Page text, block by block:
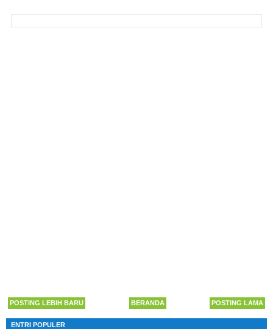
POSTING LEBIH BARU POSTING LAMA
BERANDA
ENTRI POPULER